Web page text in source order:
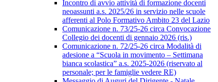
Incontro di avvio attività di formazione docenti
neoassunti a.s. 2025/26 in servizio nelle scuole
afferenti al Polo Formativo Ambito 23 del Lazio
Comunicazione n. 73/25-26 circa Convocazione
Collegio dei docenti di gennaio 2026 (ris.)
Comunicazione n. 72/25-26 circa Modalità di
adesione a “Scuola in movimento – Settimana
bianca scolastica” a.s. 2025-2026 (riservato al
personale; per le famiglie vedere RE)